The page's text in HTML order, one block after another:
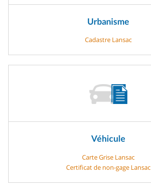
Urbanisme
Cadastre Lansac
Véhicule
Carte Grise Lansac
Certificat de non-gage Lansac